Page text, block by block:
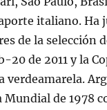
italiano. Ha
de la selección
20 de 2011 y la
verdeamarela.
Mundial de 1978